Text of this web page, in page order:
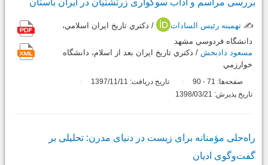
✍️ تهمینه رئیس السادات
/ دکتري تاريخ ايران اسلامي،
دانشگاه فردوسي مشهد
مسعود دادبخش / دکتري تاريخ ايران بعد از اسلام، دانشگاه
خوارزمي
صفحه‌ها: 71
-
تاریخ دریافت: 1397/11/11
تاریخ پذیرش: 1398/03/21
راه‌حلی مؤمنانه برای زیست در دنیای مدرن: تحلیلی بر
گفت‌وگوی ادیان